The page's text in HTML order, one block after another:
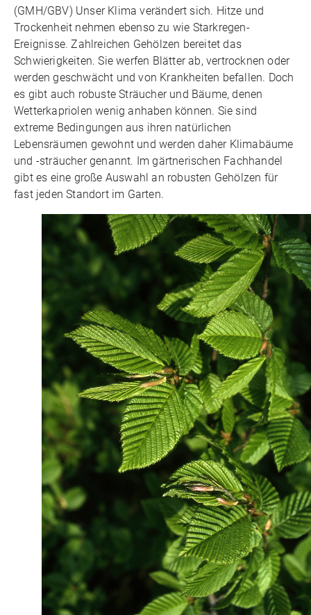
(GMH/GBV) Unser Klima verändert sich. Hitze und
Trockenheit nehmen ebenso zu wie Starkregen-
Ereignisse. Zahlreichen Gehölzen bereitet das
Schwierigkeiten. Sie werfen Blätter ab, vertrocknen oder
werden geschwächt und von Krankheiten befallen. Doch
es gibt auch robuste Sträucher und Bäume, denen
Wetterkapriolen wenig anhaben können. Sie sind
extreme Bedingungen aus ihren natürlichen
Lebensräumen gewohnt und werden daher Klimabäume
und -sträucher genannt. Im gärtnerischen Fachhandel
gibt es eine große Auswahl an robusten Gehölzen für
fast jeden Standort im Garten.